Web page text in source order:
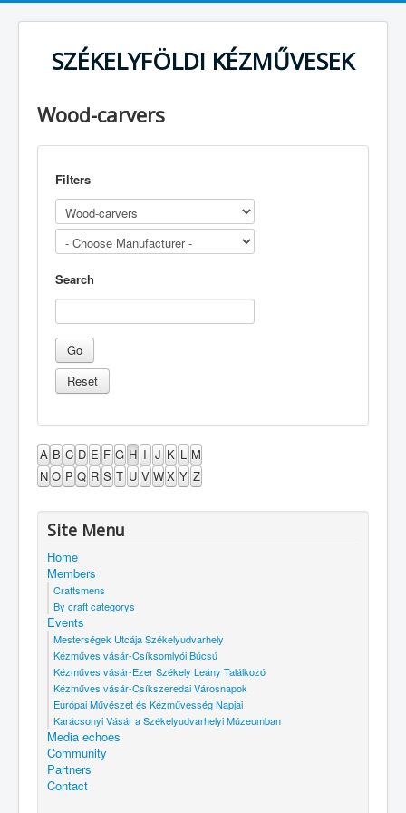
SZÉKELYFÖLDI KÉZMŰVESEK
Wood-carvers
Filters
Search
A B C D E F G H I J K L M
N O P Q R S T U V WX Y Z
Site Menu
Home
Members
Craftsmens
By craft categorys
Events
Mesterségek Utcája Székelyudvarhely
Kézműves vásár-Csíksomlyói Búcsú
Kézműves vásár-Ezer Székely Leány Találkozó
Kézműves vásár-Csíkszeredai Városnapok
Európai Művészet és Kézművesség Napjai
Karácsonyi Vásár a Székelyudvarhelyi Múzeumban
Media echoes
Community
Partners
Contact